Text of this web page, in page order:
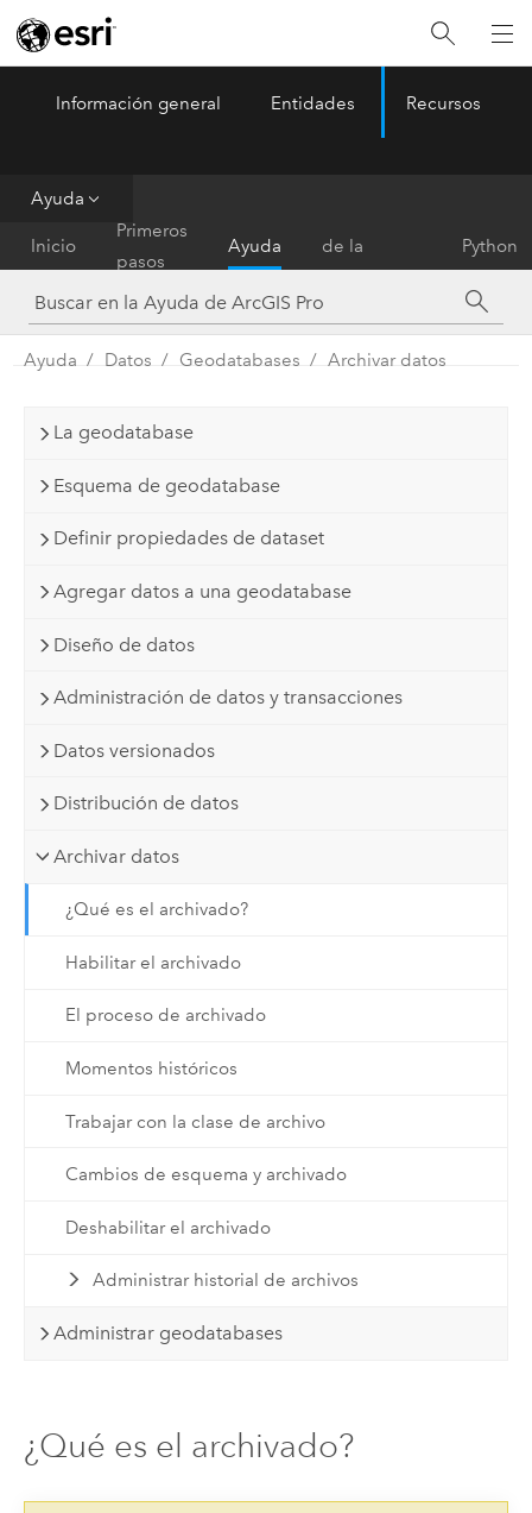
ArcGIS Pro Menu
Información general Entidades Recursos
Ayuda
Inicio
Primeros
pasos
Ayuda
de la
herramienta
Python
Ayuda Datos Geodatabases Archivar datos
La geodatabase
Esquema de geodatabase
Definir propiedades de dataset
Agregar datos a una geodatabase
Diseño de datos
Administración de datos y transacciones
Datos versionados
Distribución de datos
Archivar datos
¿Qué es el archivado?
Habilitar el archivado
El proceso de archivado
Momentos históricos
Trabajar con la clase de archivo
Cambios de esquema y archivado
Deshabilitar el archivado
Administrar historial de archivos
Administrar geodatabases
¿Qué es el archivado?